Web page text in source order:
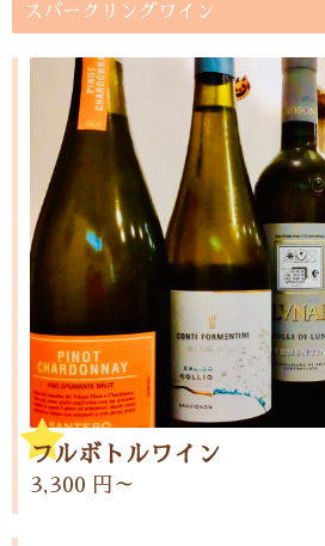
スパークリングワイン
フルボトルワイン
3,300 円～